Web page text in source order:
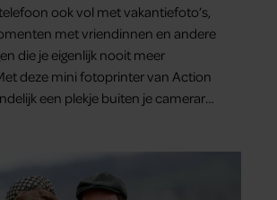
ook vol met vakantiefoto’s,
met vriendinnen en andere
die je eigenlijk nooit meer
deze mini fotoprinter van Action
een plekje buiten je camerarol.